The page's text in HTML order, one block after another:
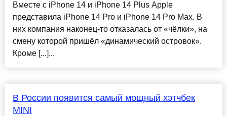
Вместе с iPhone 14 и iPhone 14 Plus Apple
представила iPhone 14 Pro и iPhone 14 Pro Max. В
них компания наконец-то отказалась от «чёлки», на
смену которой пришёл «динамический островок».
Кроме [...]...
В России появится самый мощный хэтчбек
MINI